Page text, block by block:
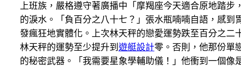
上班族，嚴格遵守著廣播中「摩羯座今天適合原地踏
的淚水。「負百分之八十七？」張水瓶喃喃自語，感
發瘋狂地實體化。上次林天秤的戀愛運勢跌至百分之
林天秤的運勢至少提升到 遊艇設計零。否則，他那份單
的秘密武器。「我需要星象學輔助儀！」他衝到一個